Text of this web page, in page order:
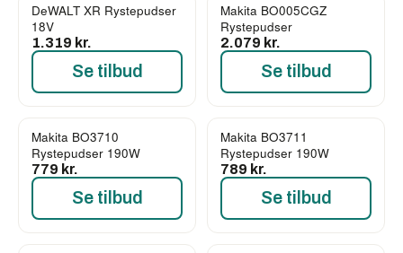
DeWALT XR Rystepudser
18V
1.319 kr.
Se tilbud
Makita BO005CGZ
Rystepudser
2.079 kr.
Se tilbud
Makita BO3710
Rystepudser 190W
779 kr.
Se tilbud
Makita BO3711
Rystepudser 190W
789 kr.
Se tilbud